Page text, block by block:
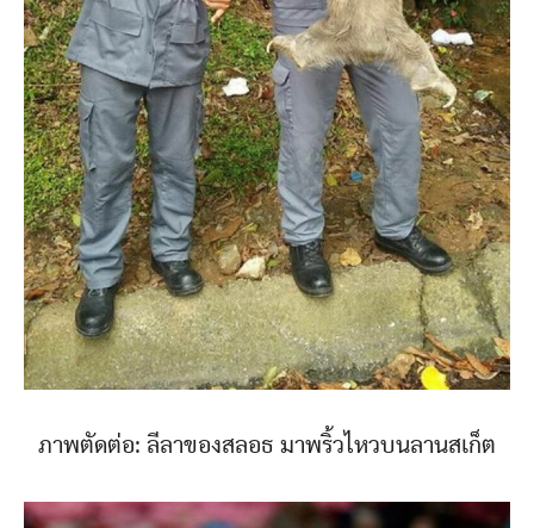
ภาพตัดต่อ: ลีลาของสลอธ มาพริ้วไหวบนลานสเก็ต